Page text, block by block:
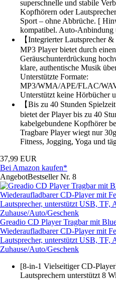
superschnelle und stabile
Kopfhörern oder
Sport – ohne Abbrüche. [
kompatibel. Auto-
【Integrierter Lautsprecher
MP3 Player bietet durch
Geräuschunterdrückung
klare, authentische Musik
Unterstützte Formate:
MP3/WMA/APE/FLAC/
Unterstützt keine Hörbücher
【Bis zu 40 Stunden
bietet der Player bis zu 40
kabelgebundene Kopfhörer
Tragbare Player wiegt nur
Fitness, Jogging, Yoga und
37,99 EUR
Bei Amazon kaufen*
AngebotBestseller Nr. 8
Greadio CD Player Tragbar mit
Wiederaufladbarer CD-Player mit
Lautsprecher, unterstützt USB,
Zuhause/Auto/Geschenk
[8-in-1 Vielseitiger CD-
Lautsprechern unterstützt 8